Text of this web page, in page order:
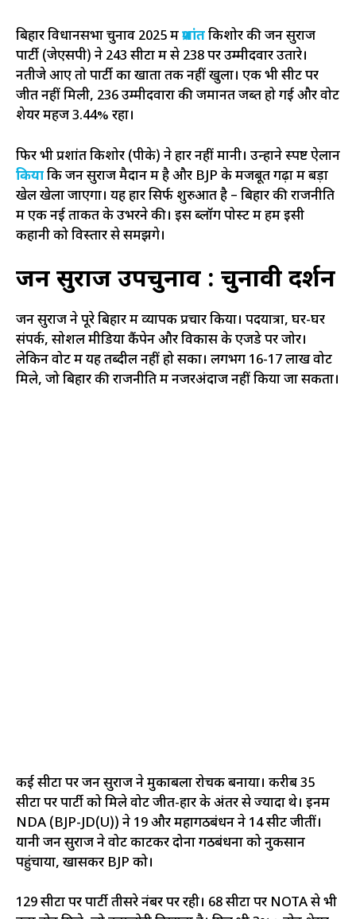
बिहार विधानसभा चुनाव 2025 मेंप्रशांतकिशोर की जन सुराज
पार्टी (जेएसपी) ने 243 सीटों में से 238 पर उम्मीदवार उतारे।
नतीजे आए तो पार्टी का खाता तक नहीं खुला। एक भी सीट पर
जीत नहीं मिली, 236 उम्मीदवारों की जमानत जब्त हो गई और वोट
शेयर महज 3.44% रहा।
फिर भी प्रशांत किशोर (पीके) ने हार नहीं मानी। उन्होंने स्पष्ट ऐलान
कियाकि जन सुराज मैदान में है और BJP के मजबूत गढ़ों में बड़ा
खेल खेला जाएगा। यह हार सिर्फ शुरुआत है – बिहार की राजनीति
में एक नई ताकत के उभरने की। इस ब्लॉग पोस्ट में हम इसी
कहानी को विस्तार से समझेंगे।
जन सुराज उपचुनाव : चुनावी प्रदर्शन
जन सुराज ने पूरे बिहार में व्यापक प्रचार किया। पदयात्रा, घर-घर
संपर्क, सोशल मीडिया कैंपेन और विकास के एजेंडे पर जोर।
लेकिन वोट में यह तब्दील नहीं हो सका। लगभग 16-17 लाख वोट
मिले, जो बिहार की राजनीति में नजरअंदाज नहीं किया जा सकता।
कई सीटों पर जन सुराज ने मुकाबला रोचक बनाया। करीब 35
सीटों पर पार्टी को मिले वोट जीत-हार के अंतर से ज्यादा थे। इनमें
NDA (BJP-JD(U)) ने 19 और महागठबंधन ने 14 सीटें जीतीं।
यानी जन सुराज ने वोट काटकर दोनों गठबंधनों को नुकसान
पहुंचाया, खासकर BJP को।
129 सीटों पर पार्टी तीसरे नंबर पर रही। 68 सीटों पर NOTA से भी